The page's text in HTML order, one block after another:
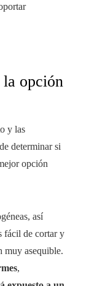
la opción
y las
determinar si
opción
así
fácil de cortar y
muy asequible.
,